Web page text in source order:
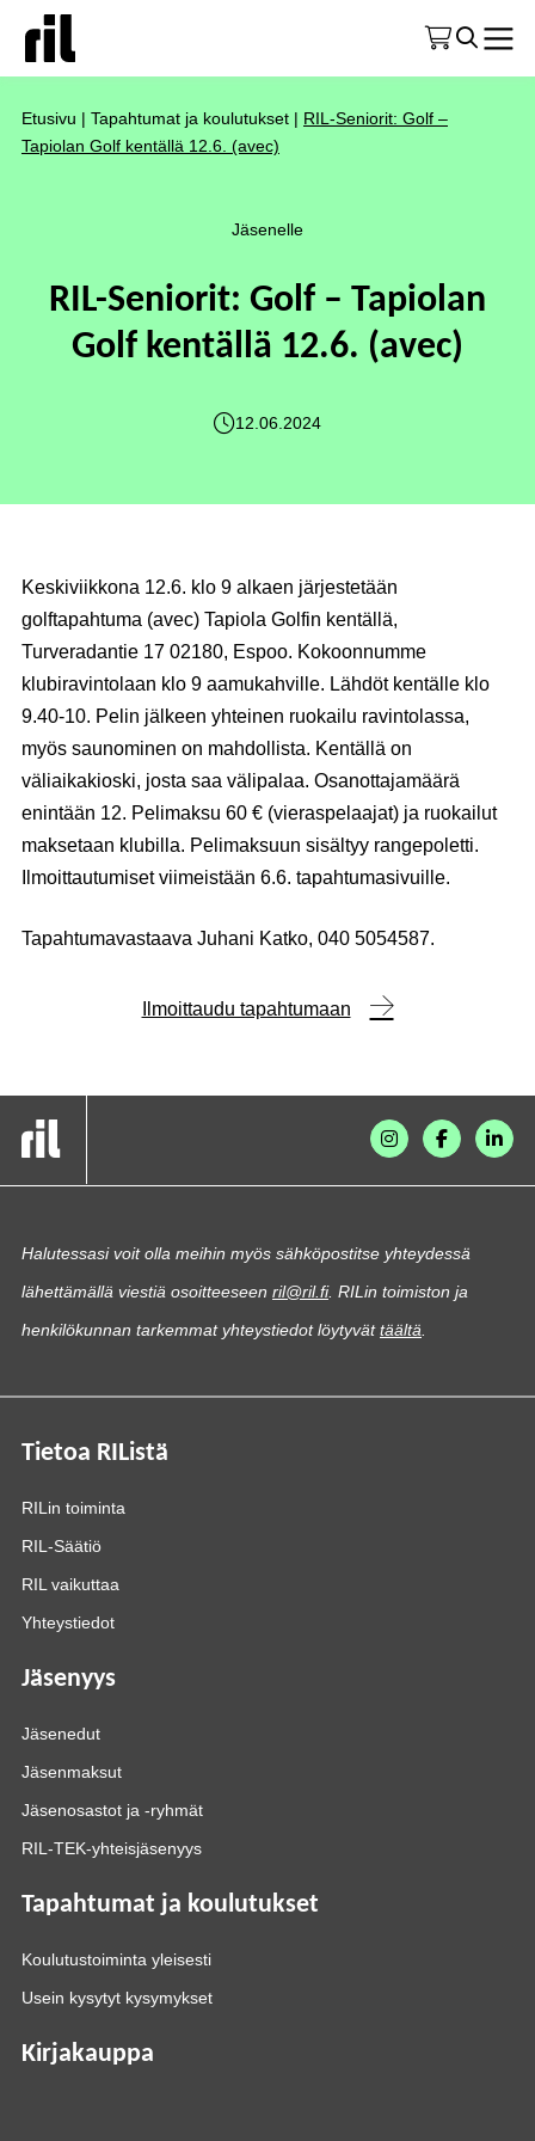
Etusivu | Tapahtumat ja koulutukset | RIL-Seniorit: Golf –
Tapiolan Golf kentällä 12.6. (avec)
Jäsenelle
RIL-Seniorit: Golf – Tapiolan
Golf kentällä 12.6. (avec)
12.06.2024
Keskiviikkona 12.6. klo 9 alkaen järjestetään
golftapahtuma (avec) Tapiola Golfin kentällä,
Turveradantie 17 02180, Espoo. Kokoonnumme
klubiravintolaan klo 9 aamukahville. Lähdöt kentälle klo
9.40-10. Pelin jälkeen yhteinen ruokailu ravintolassa,
myös saunominen on mahdollista. Kentällä on
väliaikakioski, josta saa välipalaa. Osanottajamäärä
enintään 12. Pelimaksu 60 € (vieraspelaajat) ja ruokailut
maksetaan klubilla. Pelimaksuun sisältyy rangepoletti.
Ilmoittautumiset viimeistään 6.6. tapahtumasivuille.
Tapahtumavastaava Juhani Katko, 040 5054587.
Ilmoittaudu tapahtumaan
Halutessasi voit olla meihin myös sähköpostitse yhteydessä
lähettämällä viestiä osoitteeseen ril@ril.fi. RILin toimiston ja
henkilökunnan tarkemmat yhteystiedot löytyvättäältä
Tietoa RIListä
RILin toiminta
RIL-Säätiö
RIL vaikuttaa
Yhteystiedot
Jäsenyys
Jäsenedut
Jäsenmaksut
Jäsenosastot ja -ryhmät
RIL-TEK-yhteisjäsenyys
Tapahtumat ja koulutukset
Koulutustoiminta yleisesti
Usein kysytyt kysymykset
Kirjakauppa